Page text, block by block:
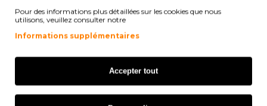
69,58€
ORIGINAL
Pour des informations plus détaillées sur les cookies que nous
utilisons, veuillez consulter notre
Informations supplémentaires
Accepter tout